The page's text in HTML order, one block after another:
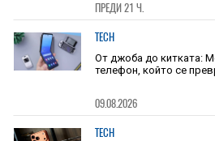
ПРЕДИ 21 Ч.
TECH
От джоба до китката:
телефон, който се
09.08.2026
TECH